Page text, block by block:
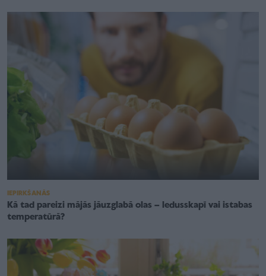
IEPIRKŠANĀS
Kā tad pareizi mājās jāuzglabā olas – ledusskapī vai istabas
temperatūrā?